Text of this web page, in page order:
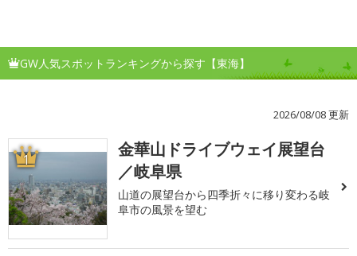
GW人気スポットランキングから探す【東海】
2026/08/08 更新
1
金華山ドライブウェイ展望台
／岐阜県
山道の展望台から四季折々に移り変わる岐
阜市の風景を望む